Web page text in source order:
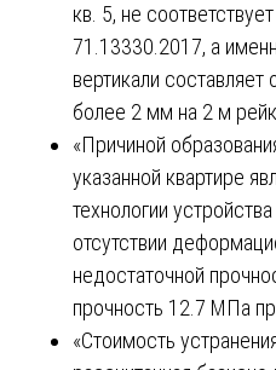
кв. 5, не
71.13330.2017, а
вертикали
более 2 мм на 2 м
«Причиной
указанной квартире
технологии
отсутствии
недостаточной
прочность 12.7 МПа
«Стоимость